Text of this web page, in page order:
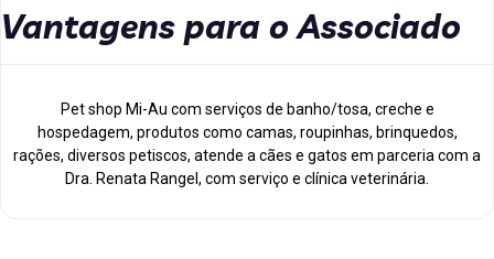
Vantagens para o Associado
Pet shop Mi-Au com serviços de banho/tosa, creche e
hospedagem, produtos como camas, roupinhas, brinquedos,
rações, diversos petiscos, atende a cães e gatos em parceria com a
Dra. Renata Rangel, com serviço e clínica veterinária.